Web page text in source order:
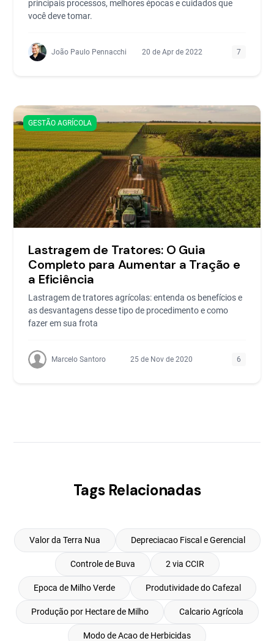
principais processos, melhores épocas e cuidados que
você deve tomar.
João Paulo Pennacchi 20 de Apr de 2022 7
GESTÃO AGRÍCOLA
Lastragem de Tratores: O Guia
Completo para Aumentar a Tração e
a Eficiência
Lastragem de tratores agrícolas: entenda os benefícios e
as desvantagens desse tipo de procedimento e como
fazer em sua frota
Marcelo Santoro 25 de Nov de 2020 6
Tags Relacionadas
Valor da Terra Nua Depreciacao Fiscal e Gerencial
Controle de Buva 2 via CCIR
Epoca de Milho Verde Produtividade do Cafezal
Produção por Hectare de Milho Calcario Agrícola
Modo de Acao de Herbicidas